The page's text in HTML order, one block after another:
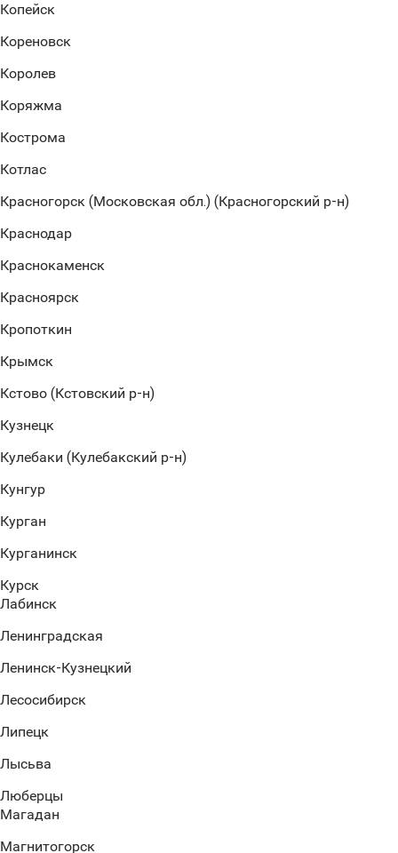
Копейск
Кореновск
Королев
Коряжма
Кострома
Котлас
Красногорск (Московская обл.) (Красногорский р-н)
Краснодар
Краснокаменск
Красноярск
Кропоткин
Крымск
Кстово (Кстовский р-н)
Кузнецк
Кулебаки (Кулебакский р-н)
Кунгур
Курган
Курганинск
Курск
Лабинск
Ленинградская
Ленинск-Кузнецкий
Лесосибирск
Липецк
Лысьва
Люберцы
Магадан
Магнитогорск